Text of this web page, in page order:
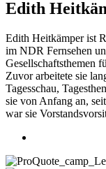
Edith
Edith Heitkämper ist
im NDR Fernsehen
Gesellschaftsthemen
Zuvor arbeitete sie
Tagesschau,
sie von Anfang an,
war sie